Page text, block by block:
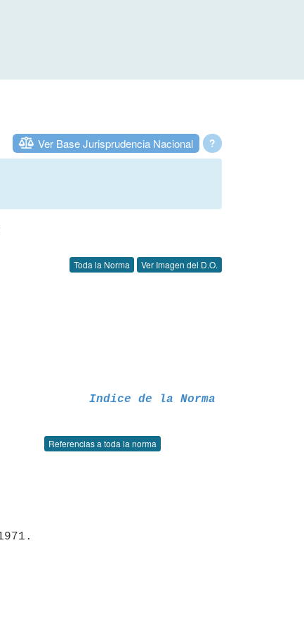
?
Ver Base Jurisprudencia Nacional
Toda la Norma Ver Imagen del D.O.
Indice de la Norma
Referencias a toda la norma